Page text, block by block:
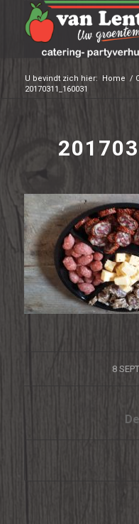
U bevindt zich hier: Home /
20170311_160031
8